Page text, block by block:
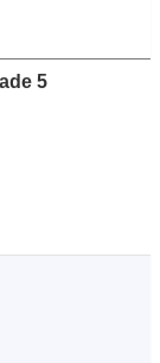
5